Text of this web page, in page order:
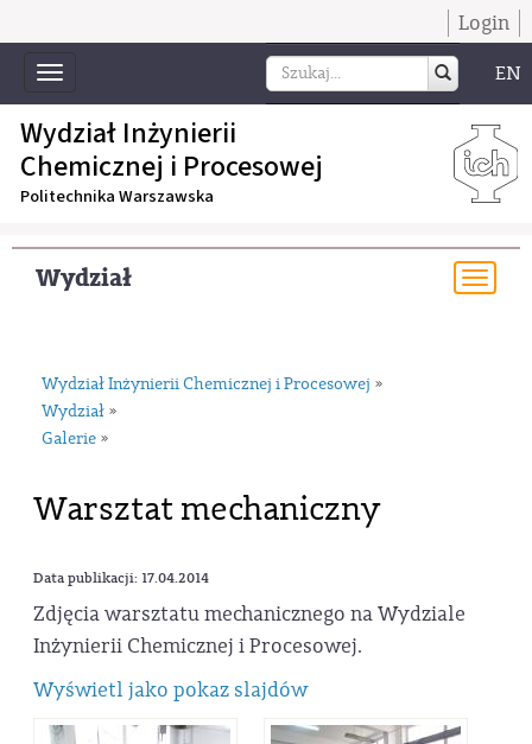
Login
Toggle
navigation
EN
Wydział Inżynierii
Chemicznej i Procesowej
Politechnika Warszawska
Wydział
Wydział Inżynierii Chemicznej i Procesowej »
Wydział »
Galerie »
Warsztat mechaniczny
Data publikacji: 17.04.2014
Zdjęcia warsztatu mechanicznego na Wydziale
Inżynierii Chemicznej i Procesowej.
Wyświetl jako pokaz slajdów